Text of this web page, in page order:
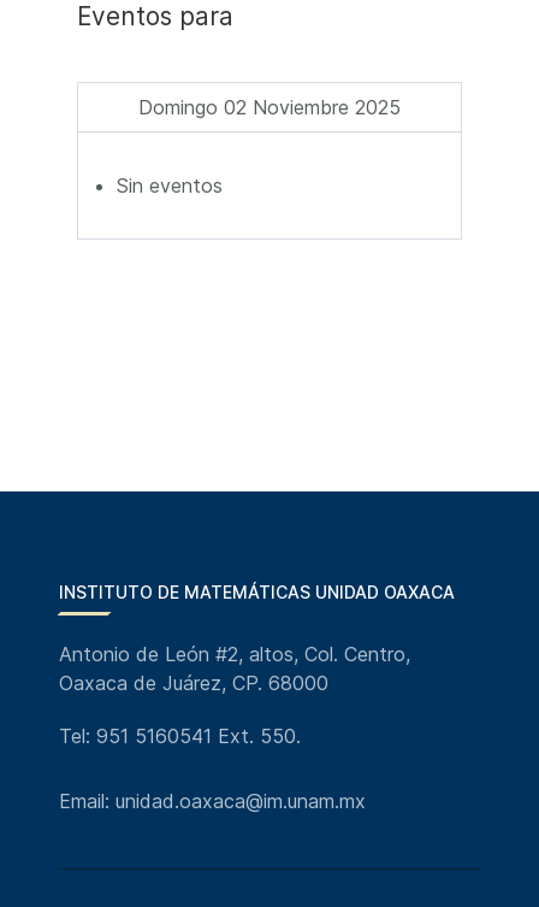
Eventos para
Domingo 02 Noviembre 2025
Sin eventos
INSTITUTO DE MATEMÁTICAS UNIDAD OAXACA
Antonio de León #2, altos, Col. Centro,
Oaxaca de Juárez, CP. 68000
Tel: 951 5160541 Ext. 550.
Email: unidad.oaxaca@im.unam.mx